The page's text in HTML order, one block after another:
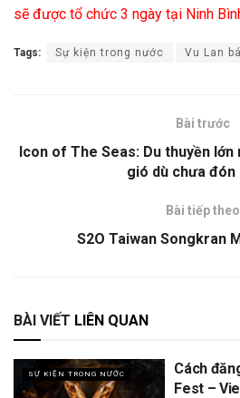
sẽ được tổ chức 3 ngày tại Ninh
Tags: Sự kiện trong nước Vu Lan
Bài trước
Icon of The Seas: Du thuyền
gió dù chưa đón
Bài tiếp theo
S2O Taiwan Songkran
BÀI VIẾT LIÊN QUAN
SỰ KIỆN TRONG NƯỚC
Cách
Fest –